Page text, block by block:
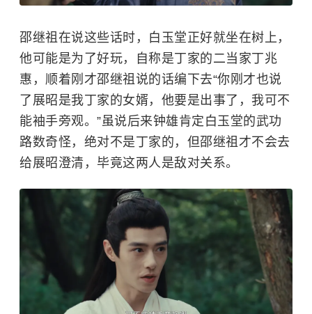
邵继祖在说这些话时， 白玉堂正好就坐在树上，
他可能是为了好玩，自称是丁家的二当家丁兆
惠，顺着刚才邵继祖说的话编下去“你刚才也说
了展昭是我丁家的女婿，他要是出事了，我可不
能袖手旁观。”虽说后来钟雄肯定白玉堂的武功
路数奇怪，绝对不是丁家的，但邵继祖才不会去
给展昭澄清，毕竟这两人是敌对关系。